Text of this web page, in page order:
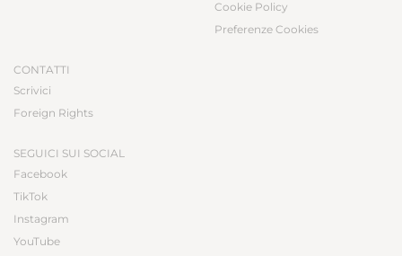
Cookie Policy
Preferenze Cookies
CONTATTI
Scrivici
Foreign Rights
SEGUICI SUI SOCIAL
Facebook
TikTok
Instagram
YouTube